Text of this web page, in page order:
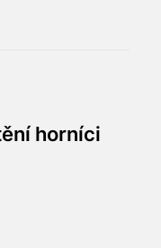
horníci